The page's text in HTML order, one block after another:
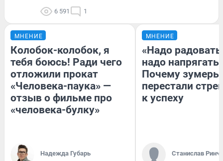
6 591 1
МНЕНИЕ
Колобок-колобок, я
тебя боюсь! Ради чего
отложили прокат
«Человека-паука» —
отзыв о фильме про
«человека-булку»
Надежда Губарь
МНЕНИЕ
«Надо
надо
Почему зумеры
перестали
к успеху
Станислав